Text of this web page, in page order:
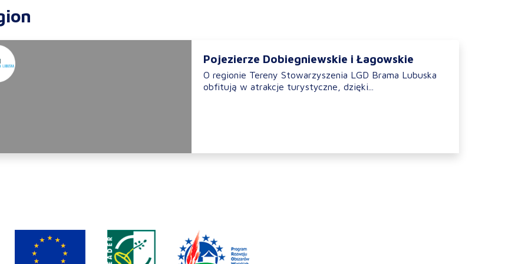
Pojezierze Dobiegniewskie i Łagowskie
O regionie Tereny Stowarzyszenia LGD Brama Lubuska
obfitują w atrakcje turystyczne, dzięki...